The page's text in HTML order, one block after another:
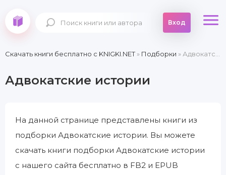
Вход
Скачать книги бесплатно c KNIGKI.NET» Подборки » Адвокатские истории
Адвокатские истории
На данной странице представлены книги из
подборки Адвокатские истории. Вы можете
скачать книги подборки Адвокатские истории
с нашего сайта бесплатно в FB2 и EPUB